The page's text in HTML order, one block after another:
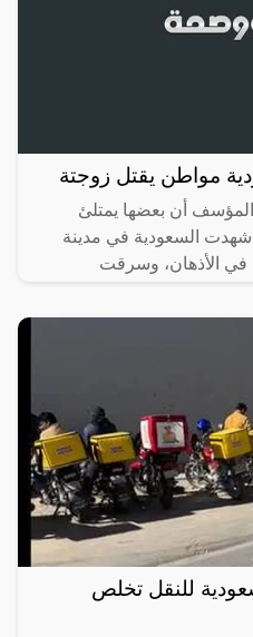
مواطن يقتل زوجتة
المؤسف أن بعضها يمتلئ
شهدت السعودية في مدينة
الأذهان، وسرقت
للنقل تخلص